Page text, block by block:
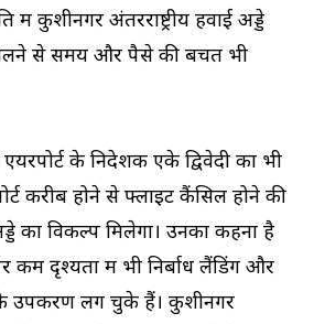
में कुशीनगर अंतरराष्ट्रीय हवाई अड्डे
से समय और पैसे की बचत भी
एयरपोर्ट के निदेशक एके द्विवेदी का भी
करीब होने से फ्लाइट कैंसिल होने की
का विकल्प मिलेगा। उनका कहना है
कम दृश्यता में भी निर्बाध लैंडिंग और
उपकरण लग चुके हैं। कुशीनगर